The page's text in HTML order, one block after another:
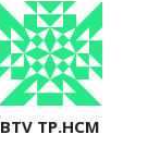
BTV TP.HCM